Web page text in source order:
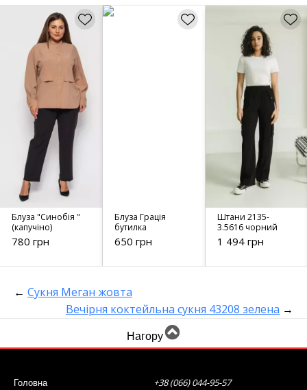
Блуза "Синобія "
(капучіно)
780 грн
Блуза Грація
бутилка
650 грн
Штани 2135-
3.5616 чорний
1 494 грн
← Сукня Меган жовта
Вечірня коктейльна сукня 43208 зелена →
Нагору
Головна
+38 (066) 044-95-57